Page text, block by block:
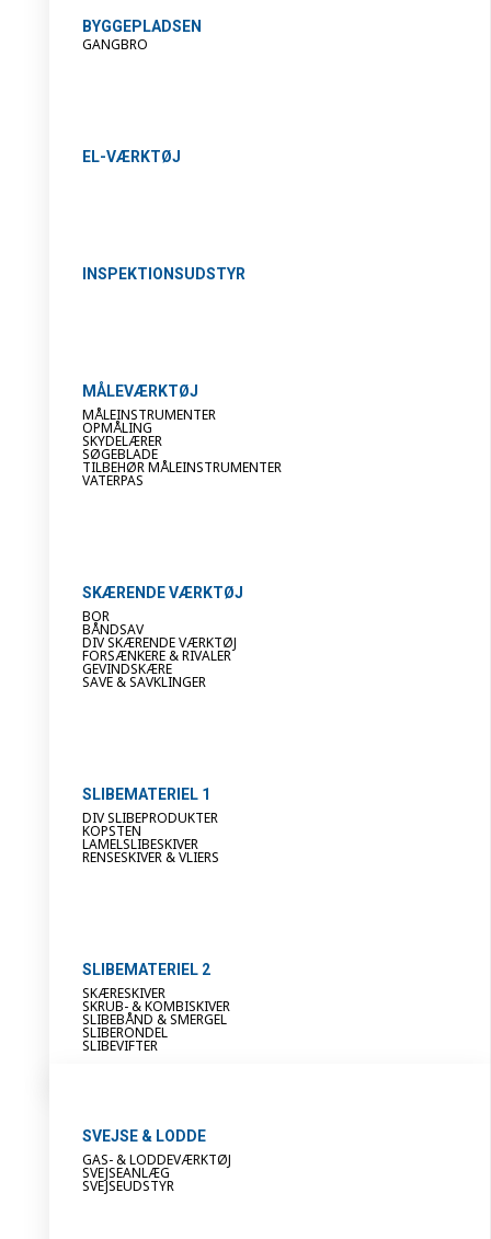
BYGGEPLADSEN
GANGBRO
EL-VÆRKTØJ
INSPEKTIONSUDSTYR
MÅLEVÆRKTØJ
MÅLEINSTRUMENTER
OPMÅLING
SKYDELÆRER
SØGEBLADE
TILBEHØR MÅLEINSTRUMENTER
VATERPAS
SKÆRENDE VÆRKTØJ
BOR
BÅNDSAV
DIV SKÆRENDE VÆRKTØJ
FORSÆNKERE & RIVALER
GEVINDSKÆRE
SAVE & SAVKLINGER
SLIBEMATERIEL 1
DIV SLIBEPRODUKTER
KOPSTEN
LAMELSLIBESKIVER
RENSESKIVER & VLIERS
SLIBEMATERIEL 2
SKÆRESKIVER
SKRUB- & KOMBISKIVER
SLIBEBÅND & SMERGEL
SLIBERONDEL
SLIBEVIFTER
SVEJSE & LODDE
GAS- & LODDEVÆRKTØJ
SVEJSEANLÆG
SVEJSEUDSTYR